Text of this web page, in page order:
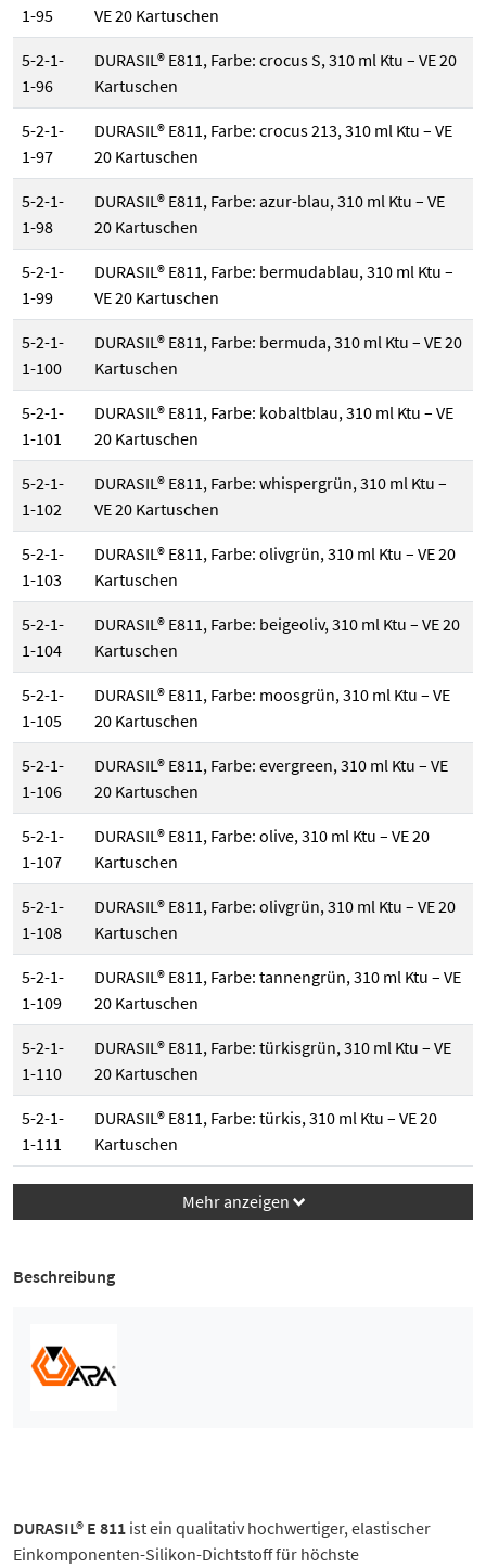
1-95
VE 20 Kartuschen
5-2-1-
1-96
DURASIL® E811, Farbe: crocus S, 310 ml Ktu – VE 20
Kartuschen
5-2-1-
1-97
DURASIL® E811, Farbe: crocus 213, 310 ml Ktu – VE
20 Kartuschen
5-2-1-
1-98
DURASIL® E811, Farbe: azur-blau, 310 ml Ktu – VE
20 Kartuschen
5-2-1-
1-99
DURASIL® E811, Farbe: bermudablau, 310 ml Ktu –
VE 20 Kartuschen
5-2-1-
1-100
DURASIL® E811, Farbe: bermuda, 310 ml Ktu – VE 20
Kartuschen
5-2-1-
1-101
DURASIL® E811, Farbe: kobaltblau, 310 ml Ktu – VE
20 Kartuschen
5-2-1-
1-102
DURASIL® E811, Farbe: whispergrün, 310 ml Ktu –
VE 20 Kartuschen
5-2-1-
1-103
DURASIL® E811, Farbe: olivgrün, 310 ml Ktu – VE 20
Kartuschen
5-2-1-
1-104
DURASIL® E811, Farbe: beigeoliv, 310 ml Ktu – VE 20
Kartuschen
5-2-1-
1-105
DURASIL® E811, Farbe: moosgrün, 310 ml Ktu – VE
20 Kartuschen
5-2-1-
1-106
DURASIL® E811, Farbe: evergreen, 310 ml Ktu – VE
20 Kartuschen
5-2-1-
1-107
DURASIL® E811, Farbe: olive, 310 ml Ktu – VE 20
Kartuschen
5-2-1-
1-108
DURASIL® E811, Farbe: olivgrün, 310 ml Ktu – VE 20
Kartuschen
5-2-1-
1-109
DURASIL® E811, Farbe: tannengrün, 310 ml Ktu – VE
20 Kartuschen
5-2-1-
1-110
DURASIL® E811, Farbe: türkisgrün, 310 ml Ktu – VE
20 Kartuschen
5-2-1-
1-111
DURASIL® E811, Farbe: türkis, 310 ml Ktu – VE 20
Kartuschen
Mehr anzeigen down
Beschreibung
DURASIL® E 811 ist ein qualitativ hochwertiger, elastischer
Einkomponenten-Silikon-Dichtstoff für höchste